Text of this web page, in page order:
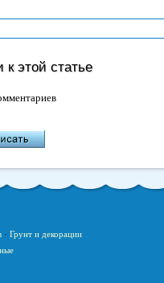
этой статье
· Грунт и декорации